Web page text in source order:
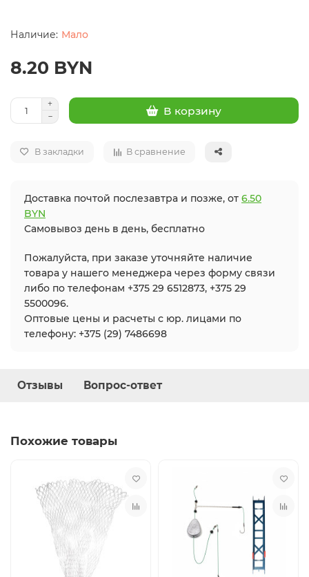
Мало
8.20 BYN
В корзину
В закладки В сравнение
Доставка почтой послезавтра и позже, от 6.50
BYN
Самовывоз день в день, бесплатно
Пожалуйста, при заказе уточняйте наличие
товара у нашего менеджера через форму связи
либо по телефонам +375 29 6512873, +375 29
5500096.
Оптовые цены и расчеты с юр. лицами по
телефону: +375 (29) 7486698
Отзывы Вопрос-ответ
Похожие товары